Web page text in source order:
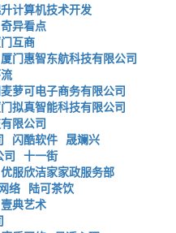
计算机技术开发
奇异看点
互商
厦门惠智东航科技有限公司
萝可电子商务有限公司
拟真智能科技有限公司
限公司
闪酷软件 晟斓兴
司 十一街
优服欣洁家家政服务部
络 陆可茶饮
壹典艺术